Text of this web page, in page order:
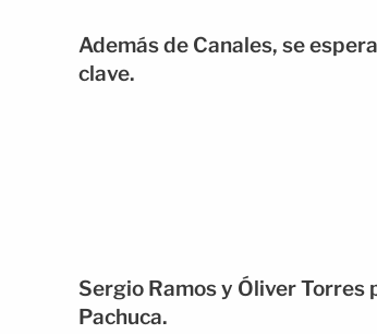
Además de Canales, se
clave.
Sergio Ramos y Óliver
Pachuca.